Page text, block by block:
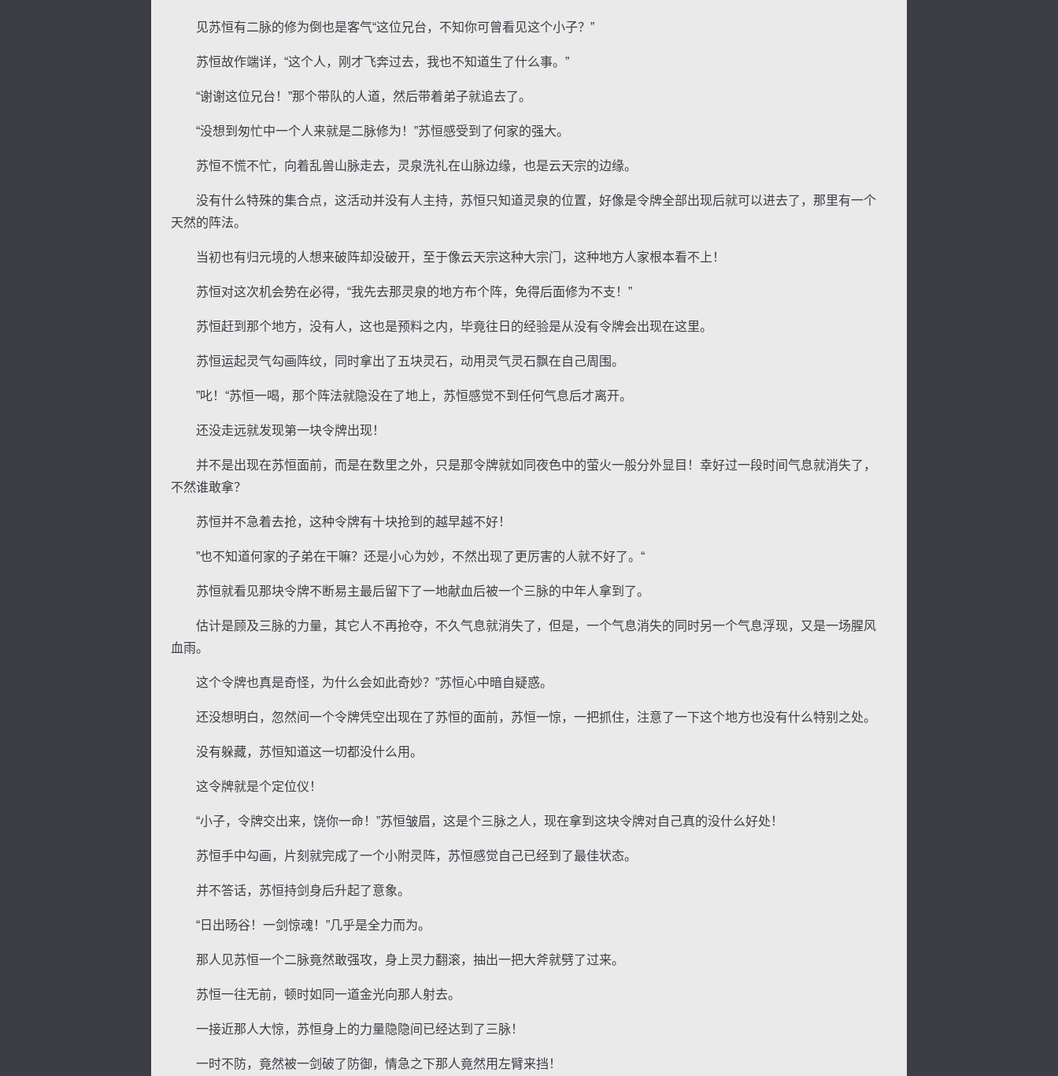
见苏恒有二脉的修为倒也是客气“这位兄台，不知你可曾看见这个小子？”
苏恒故作端详，“这个人，刚才飞奔过去，我也不知道生了什么事。”
“谢谢这位兄台！”那个带队的人道，然后带着弟子就追去了。
“没想到匆忙中一个人来就是二脉修为！”苏恒感受到了何家的强大。
苏恒不慌不忙，向着乱兽山脉走去，灵泉洗礼在山脉边缘，也是云天宗的边缘。
没有什么特殊的集合点，这活动并没有人主持，苏恒只知道灵泉的位置，好像是令牌全部出现后就可以进去了，那里有一个
天然的阵法。
当初也有归元境的人想来破阵却没破开，至于像云天宗这种大宗门，这种地方人家根本看不上！
苏恒对这次机会势在必得，“我先去那灵泉的地方布个阵，免得后面修为不支！”
苏恒赶到那个地方，没有人，这也是预料之内，毕竟往日的经验是从没有令牌会出现在这里。
苏恒运起灵气勾画阵纹，同时拿出了五块灵石，动用灵气灵石飘在自己周围。
”叱！“苏恒一喝，那个阵法就隐没在了地上，苏恒感觉不到任何气息后才离开。
还没走远就发现第一块令牌出现！
并不是出现在苏恒面前，而是在数里之外，只是那令牌就如同夜色中的萤火一般分外显目！幸好过一段时间气息就消失了，
不然谁敢拿？
苏恒并不急着去抢，这种令牌有十块抢到的越早越不好！
”也不知道何家的子弟在干嘛？还是小心为妙，不然出现了更厉害的人就不好了。“
苏恒就看见那块令牌不断易主最后留下了一地献血后被一个三脉的中年人拿到了。
估计是顾及三脉的力量，其它人不再抢夺，不久气息就消失了，但是，一个气息消失的同时另一个气息浮现，又是一场腥风
血雨。
这个令牌也真是奇怪，为什么会如此奇妙？”苏恒心中暗自疑惑。
还没想明白，忽然间一个令牌凭空出现在了苏恒的面前，苏恒一惊，一把抓住，注意了一下这个地方也没有什么特别之处。
没有躲藏，苏恒知道这一切都没什么用。
这令牌就是个定位仪！
“小子，令牌交出来，饶你一命！”苏恒皱眉，这是个三脉之人，现在拿到这块令牌对自己真的没什么好处！
苏恒手中勾画，片刻就完成了一个小附灵阵，苏恒感觉自己已经到了最佳状态。
并不答话，苏恒持剑身后升起了意象。
“日出旸谷！一剑惊魂！”几乎是全力而为。
那人见苏恒一个二脉竟然敢强攻，身上灵力翻滚，抽出一把大斧就劈了过来。
苏恒一往无前，顿时如同一道金光向那人射去。
一接近那人大惊，苏恒身上的力量隐隐间已经达到了三脉！
一时不防，竟然被一剑破了防御，情急之下那人竟然用左臂来挡！